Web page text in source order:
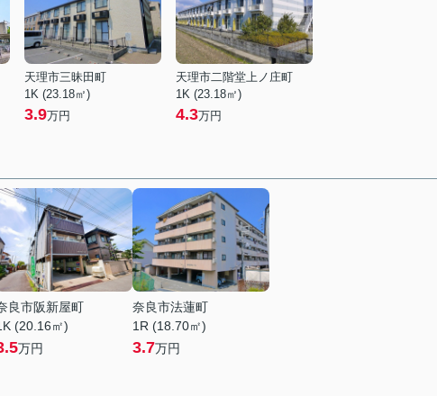
天理市三昧田町
1K (23.18㎡)
3.9万円
天理市二階堂上ノ庄町
1K (23.18㎡)
4.3万円
良市阪新屋町
(20.16㎡)
万円
奈良市法蓮町
1R (18.70㎡)
3.7万円